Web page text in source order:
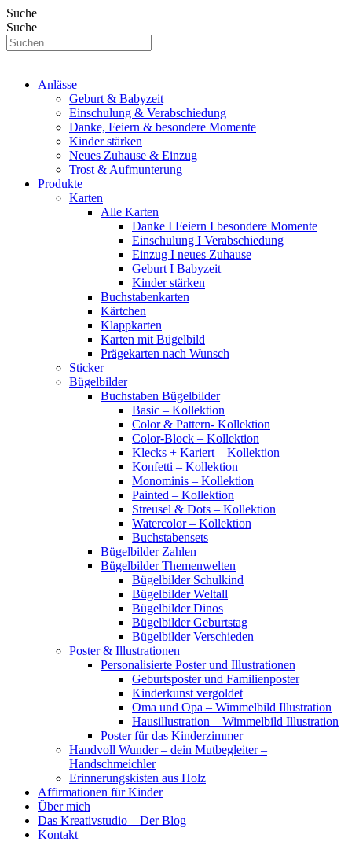
Suche
Suche
Anlässe
Geburt & Babyzeit
Einschulung & Verabschiedung
Danke, Feiern & besondere Momente
Kinder stärken
Neues Zuhause & Einzug
Trost & Aufmunterung
Produkte
Karten
Alle Karten
Danke I Feiern I besondere Momente
Einschulung I Verabschiedung
Einzug I neues Zuhause
Geburt I Babyzeit
Kinder stärken
Buchstabenkarten
Kärtchen
Klappkarten
Karten mit Bügelbild
Prägekarten nach Wunsch
Sticker
Bügelbilder
Buchstaben Bügelbilder
Basic – Kollektion
Color & Pattern- Kollektion
Color-Block – Kollektion
Klecks + Kariert – Kollektion
Konfetti – Kollektion
Monominis – Kollektion
Painted – Kollektion
Streusel & Dots – Kollektion
Watercolor – Kollektion
Buchstabensets
Bügelbilder Zahlen
Bügelbilder Themenwelten
Bügelbilder Schulkind
Bügelbilder Weltall
Bügelbilder Dinos
Bügelbilder Geburtstag
Bügelbilder Verschieden
Poster & Illustrationen
Personalisierte Poster und Illustrationen
Geburtsposter und Familienposter
Kinderkunst vergoldet
Oma und Opa – Wimmelbild Illustration
Hausillustration – Wimmelbild Illustration
Poster für das Kinderzimmer
Handvoll Wunder – dein Mutbegleiter –
Handschmeichler
Erinnerungskisten aus Holz
Affirmationen für Kinder
Über mich
Das Kreativstudio – Der Blog
Kontakt